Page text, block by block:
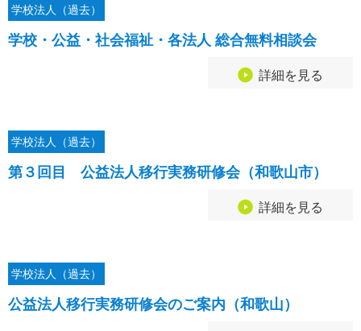
学校法人（過去）
学校・公益・社会福祉・各法人 総合無料相談会
詳細を見る
学校法人（過去）
第３回目 公益法人移行実務研修会（和歌山市）
詳細を見る
学校法人（過去）
公益法人移行実務研修会のご案内（和歌山）